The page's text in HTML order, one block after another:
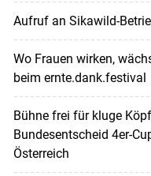
Aufruf an Sikawild-
Wo Frauen wirken,
beim ernte.dank.festival
Bühne frei für kluge
Bundesentscheid 4er-
Österreich